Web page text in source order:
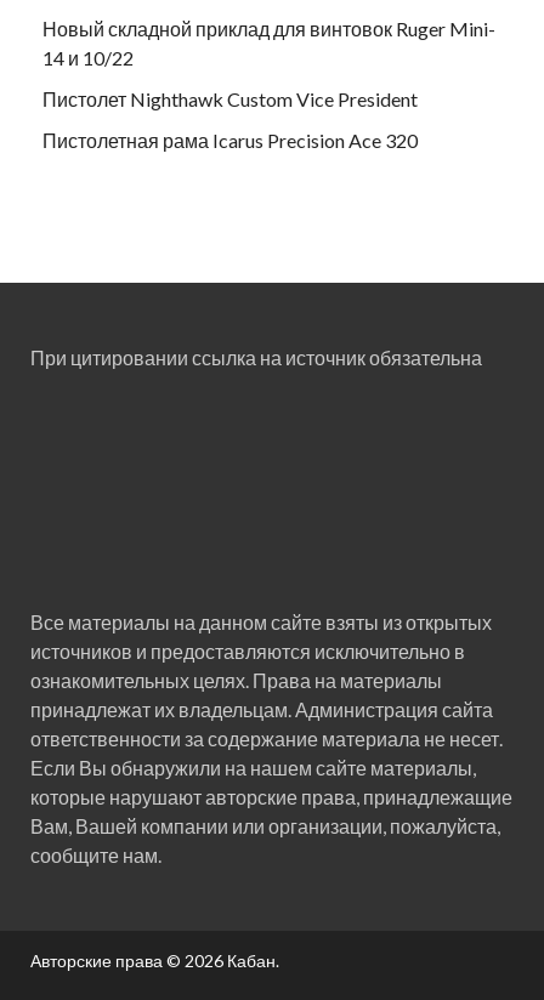
Новый складной приклад для винтовок Ruger Mini-
14 и 10/22
Пистолет Nighthawk Custom Vice President
Пистолетная рама Icarus Precision Ace 320
При цитировании ссылка на источник обязательна
Все материалы на данном сайте взяты из открытых
источников и предоставляются исключительно в
ознакомительных целях. Права на материалы
принадлежат их владельцам. Администрация сайта
ответственности за содержание материала не несет.
Если Вы обнаружили на нашем сайте материалы,
которые нарушают авторские права, принадлежащие
Вам, Вашей компании или организации, пожалуйста,
сообщите нам.
Авторские права © 2026 Кабан.